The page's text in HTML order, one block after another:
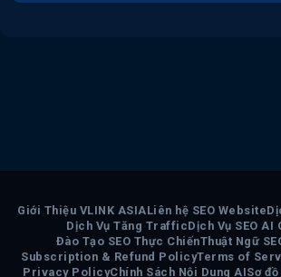
Giới Thiệu VLINK ASIALiên hệ SEO Website
Dịch Vụ Tăng TrafficDịch Vụ SEO
Đào Tạo SEO Thực ChiếnThuật Ngữ
Subscription & Refund PolicyTerms of
Privacy PolicyChính Sách Nội Dung AISơ